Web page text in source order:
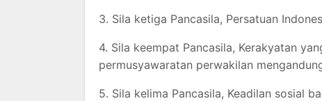
3. Sila ketiga Pancasila, Persatuan
4. Sila keempat Pancasila, Kerakyatan
permusyawaratan perwakilan
5. Sila kelima Pancasila, Keadilan sosial